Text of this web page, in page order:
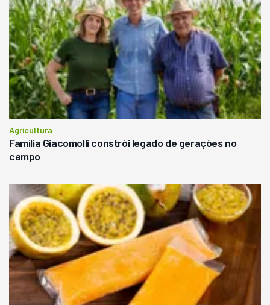
Agricultura
Família Giacomolli constrói legado de gerações no
campo